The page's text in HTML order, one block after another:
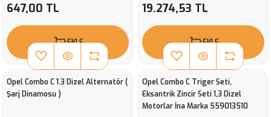
647,00 TL
EKLE
19.274,53 TL
EKLE
Opel Combo C 1.3 Dizel Alternatör (
Şarj Dinamosu )
Opel Combo C Triger Seti,
Eksantrik Zincir Seti 1,3 Dizel
Motorlar İna Marka 559013510